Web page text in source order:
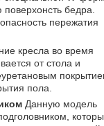
бедра.
пережатия
кресла во время
от стола и
пола.
Данную модель